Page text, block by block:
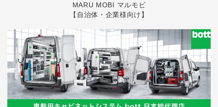
MARU MOBI マルモビ
【自治体・企業様向け】